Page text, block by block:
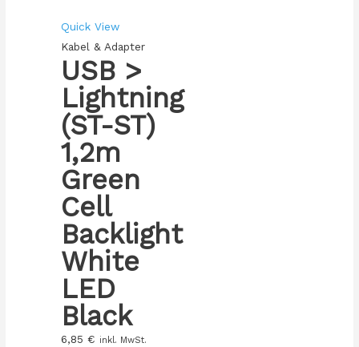
Quick View
Kabel & Adapter
USB >
Lightning
(ST-ST)
1,2m
Green
Cell
Backlight
White
LED
Black
6,85 € inkl. MwSt.